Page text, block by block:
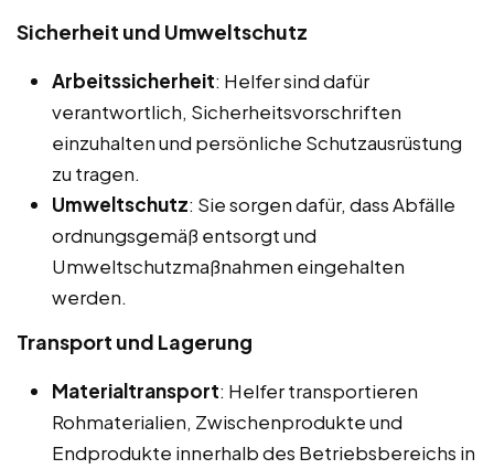
Sicherheit und Umweltschutz
Arbeitssicherheit: Helfer sind dafür
verantwortlich, Sicherheitsvorschriften
einzuhalten und persönliche Schutzausrüstung
zu tragen.
Umweltschutz: Sie sorgen dafür, dass Abfälle
ordnungsgemäß entsorgt und
Umweltschutzmaßnahmen eingehalten
werden.
Transport und Lagerung
Materialtransport: Helfer transportieren
Rohmaterialien, Zwischenprodukte und
Endprodukte innerhalb des Betriebsbereichs in